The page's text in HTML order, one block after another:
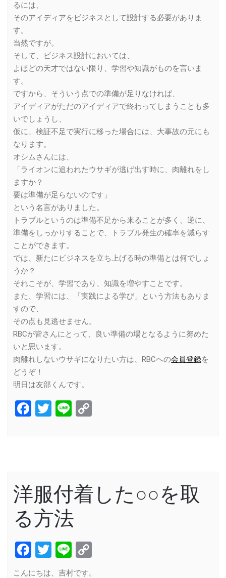
るには、
そのアイディアをビジネスとして設計する必要がありま
す。
当然ですが。
そして、ビジネス設計においては、
よほどの天才ではない限り、学習や知識がものを言いま
す。
ですから、そういう点での準備が足りなければ、
アイディアがただのアイディアで終わってしまうことも多
いでしょうし、
仮に、検証不足で実行に移った場合には、大事故の元にも
なります。
オシムさんには、
「ライオンに追われたウサギが逃げ出す時に、肉離れをし
ますか？
要は準備が足らないのです」
という名言がありました。
トラブルというのは準備不足から来ることが多く、逆に、
準備をしっかりすることで、トラブル発生の確率を減らす
ことができます。
では、新たにビジネスを立ち上げる時の準備とは何でしょ
うか？
それこそが、学習であり、知識を増やすことです。
また、学習には、「実践による学び」という方法もありま
すので、
その点も見逃せません。
RBCが皆さんにとって、良い準備の場となるように努めた
いと思います。
肉離れしないウサギになりたい方は、RBCへの会員登録を
どうぞ！
明日は友部くんです。
Facebook
Twitter
Line
洋服付着した○○を取
る方法
Facebook
Twitter
Line
こんにちは、吉村です。